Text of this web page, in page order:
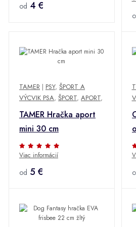
od 4 €
TAMER | PSY, ŠPORT A
VÝCVIK PSA, ŠPORT, APORT,
TAMER Hračka aport
mini 30 cm
Viac informácií
od 5 €